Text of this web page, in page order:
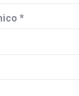
*